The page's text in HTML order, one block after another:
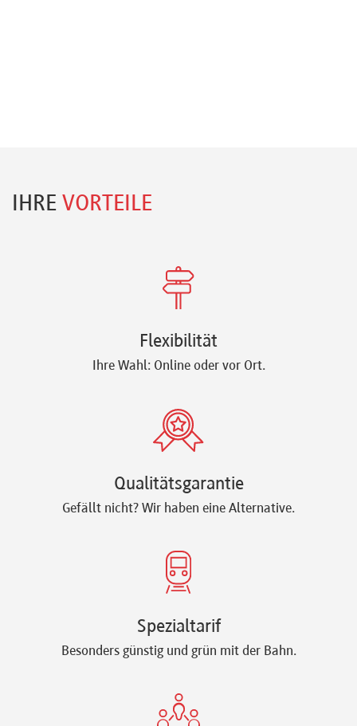
IHRE VORTEILE
Flexibilität
Ihre Wahl: Online oder vor Ort.
Qualitätsgarantie
Gefällt nicht? Wir haben eine Alternative.
Spezialtarif
Besonders günstig und grün mit der Bahn.